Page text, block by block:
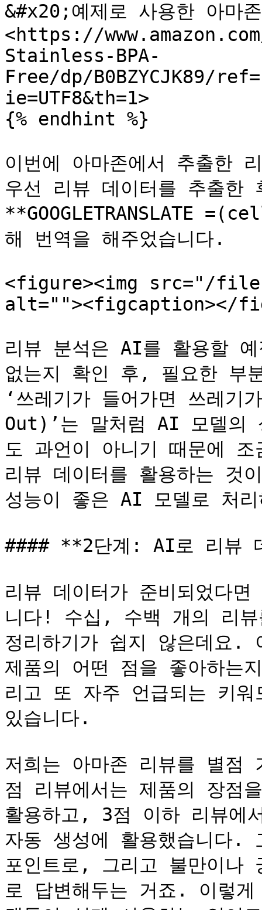
&#x20;예제로 사용한 아마
<https://
Stainless-BPA-
Free/dp/B0BZYCJK89/
ie=UTF8&th=1>
{% endhint %}
이번에 아마존에서 추출한
우선 리뷰 데이터를 추출한
**GOOGLETRANSLATE
해 번역을 해주었습니다.
<figure><img src="/files/
alt=""><figcaption></
리뷰 분석은 AI를 활용할 예
없는지 확인 후, 필요한 부
‘쓰레기가 들어가면 쓰레
Out)’는 말처럼 AI 모델의
도 과언이 아니기 때문에
리뷰 데이터를 활용하는 것
성능이 좋은 AI 모델로 처
#### **2단계: AI로 리뷰
리뷰 데이터가 준비되었다
니다! 수십, 수백 개의 리뷰
정리하기가 쉽지 않은데요.
제품의 어떤 점을 좋아하
리고 또 자주 언급되는 키
있습니다.
저희는 아마존 리뷰를 별점
점 리뷰에서는 제품의 장점
활용하고, 3점 이하 리뷰에
자동 생성에 활용했습니다.
포인트로, 그리고 불만이나
로 답변해두는 거죠. 이렇